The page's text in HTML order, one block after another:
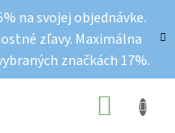
na svojej objednávke.
zľavy. Maximálna
značkách 17%.